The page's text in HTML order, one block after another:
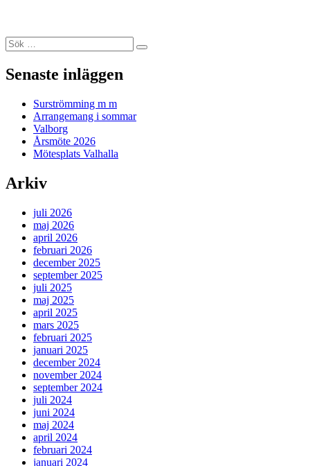
Sök
efter:
Sök
Senaste inläggen
Surströmming m m
Arrangemang i sommar
Valborg
Årsmöte 2026
Mötesplats Valhalla
Arkiv
juli 2026
maj 2026
april 2026
februari 2026
december 2025
september 2025
juli 2025
maj 2025
april 2025
mars 2025
februari 2025
januari 2025
december 2024
november 2024
september 2024
juli 2024
juni 2024
maj 2024
april 2024
februari 2024
januari 2024